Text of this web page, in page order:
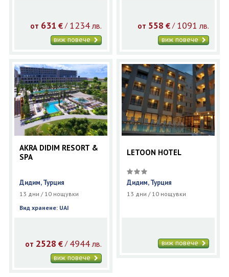
от 631 €/ 1234 лв.
виж повече
от 558 € / 1091 лв.
виж повече
AKRA DIDIM RESORT &
SPA
Дидим, Турция
13 дни / 10 нощувки
Вид хранене: UAI
от 2528 €/ 4944 лв.
виж повече
LETOON HOTEL
Дидим, Турция
13 дни / 10 нощувки
виж повече